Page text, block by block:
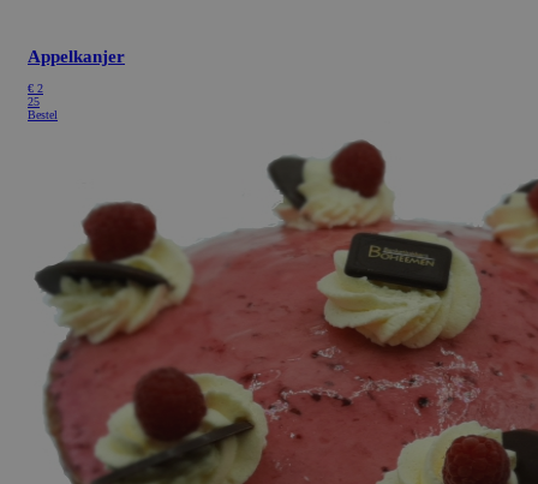
Appelkanjer
€ 2
25
Bestel